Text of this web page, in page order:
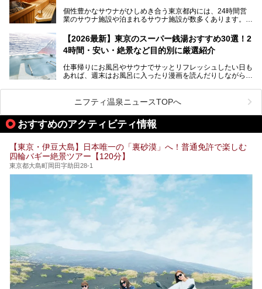
個性豊かなサウナがひしめき合う東京都内には、24時間営
業のサウナ施設や泊まれるサウナ施設が数多くあります。
を旅の目的とする「サ旅」や自分へのご褒美のための宿泊な
ど、自分の好きなタイミングで好きなだけサ活ができるのが
魅力です。
最近では、男性専用施設だけでなく、カップルや女性に嬉し
い個室サウナも増えてきました。
ら、特におすすめしたい施設14選をご紹介します。
してみてください。
【2026最新】東京のスーパー銭湯おすすめ30選！2
4時間・安い・絶景など目的別に厳選紹介
仕事帰りにお風呂やサウナでサッとリフレッシュしたい日も
あれば、週末はお風呂に入ったり漫画を読んだりしながら一
また、終電を逃してしまい、「このまま朝までゆっくりでき
る場所があれば」と探した経験がある人も多いのではないで
しょうか。
そこで本記事では、東京でおすすめのスーパー銭湯を、目的
24時間営業で宿泊できる施設や、1,000円以下で楽しめる安
い施設、デートや休日レジャーにもぴったりなエンタメ要素
が充実した施設など、利用のシーンに合わせて参考にしてく
ださい。
ニフティ温泉ニュースTOPへ
おすすめのアクティビティ情報
【東京・伊豆大島】日本唯一の「裏砂漠」へ！普通免許で楽しむ
四輪バギー絶景ツアー【120分】
東京都大島町岡田字助田28-1